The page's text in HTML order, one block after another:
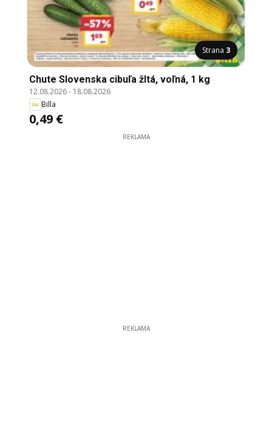
Strana 3
Chute Slovenska cibuľa žltá, voľná, 1 kg
12.08.2026- 18.08.2026
Billa
0,49 €
REKLAMA
REKLAMA